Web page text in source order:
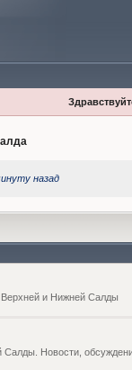
назад
Верхней и Нижней Салды
Салды. Новости,